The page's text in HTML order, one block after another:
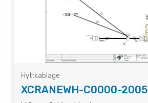
Hyttkablage
XCRANEWH-C0000-2005